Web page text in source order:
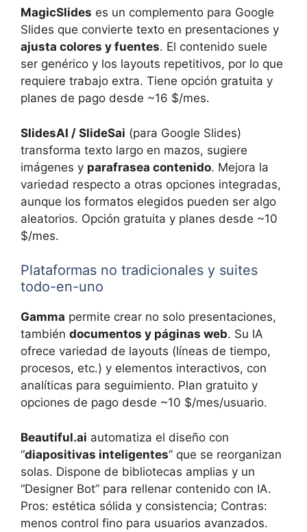
MagicSlides es un complemento para Google
Slides que convierte texto en presentaciones y
ajusta colores y fuentes. El contenido suele
ser genérico y los layouts repetitivos, por lo que
requiere trabajo extra. Tiene opción gratuita y
planes de pago desde ~16 $/mes.
SlidesAI / SlideSai (para Google Slides)
transforma texto largo en mazos, sugiere
imágenes y parafrasea contenido. Mejora la
variedad respecto a otras opciones integradas,
aunque los formatos elegidos pueden ser algo
aleatorios. Opción gratuita y planes desde ~10
$/mes.
Plataformas no tradicionales y suites
todo-en-uno
Gamma permite crear no solo presentaciones,
también documentos y páginas web. Su IA
ofrece variedad de layouts (líneas de tiempo,
procesos, etc.) y elementos interactivos, con
analíticas para seguimiento. Plan gratuito y
opciones de pago desde ~10 $/mes/usuario.
Beautiful.ai automatiza el diseño con
“diapositivas inteligentes” que se reorganizan
solas. Dispone de bibliotecas amplias y un
“Designer Bot” para rellenar contenido con IA.
Pros: estética sólida y consistencia; Contras:
menos control fino para usuarios avanzados.